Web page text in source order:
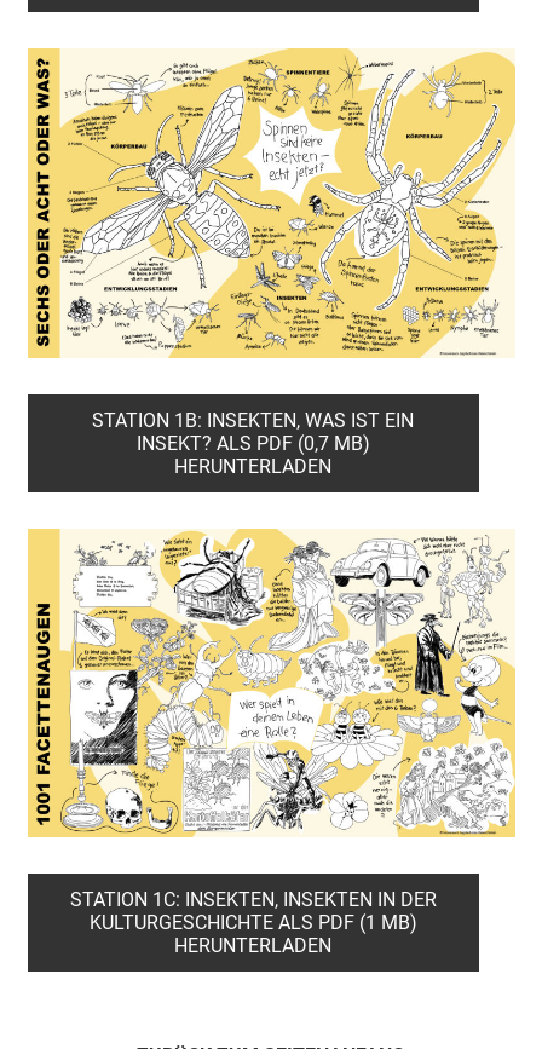
STATION 1B: INSEKTEN, WAS IST EIN
INSEKT? ALS PDF (0,7 MB)
HERUNTERLADEN
STATION 1C: INSEKTEN, INSEKTEN IN DER
KULTURGESCHICHTE ALS PDF (1 MB)
HERUNTERLADEN